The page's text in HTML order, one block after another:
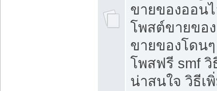
ขายของออน
โพสต์ขายขอ
ขายของโดน
โพสฟรี smf
น่าสนใจ วิธีเ